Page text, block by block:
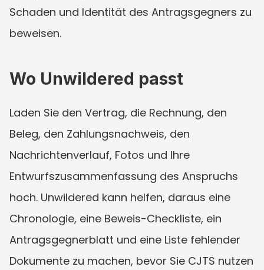
Schaden und Identität des Antragsgegners zu
beweisen.
Wo Unwildered passt
Laden Sie den Vertrag, die Rechnung, den
Beleg, den Zahlungsnachweis, den
Nachrichtenverlauf, Fotos und Ihre
Entwurfszusammenfassung des Anspruchs
hoch. Unwildered kann helfen, daraus eine
Chronologie, eine Beweis-Checkliste, ein
Antragsgegnerblatt und eine Liste fehlender
Dokumente zu machen, bevor Sie CJTS nutzen